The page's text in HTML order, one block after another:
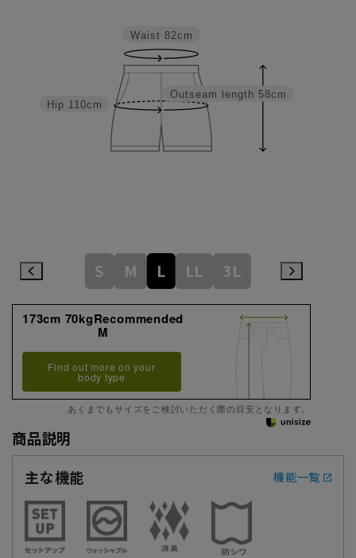
Outseam length 58cm
Hip 110cm
Waist 82cm
S M L LL 3L
173cm 70kgRecommended
M
Find out more on your
body type
あくまでもサイズをご検討いただく際の目安となります。
商品説明
主な機能
機能一覧